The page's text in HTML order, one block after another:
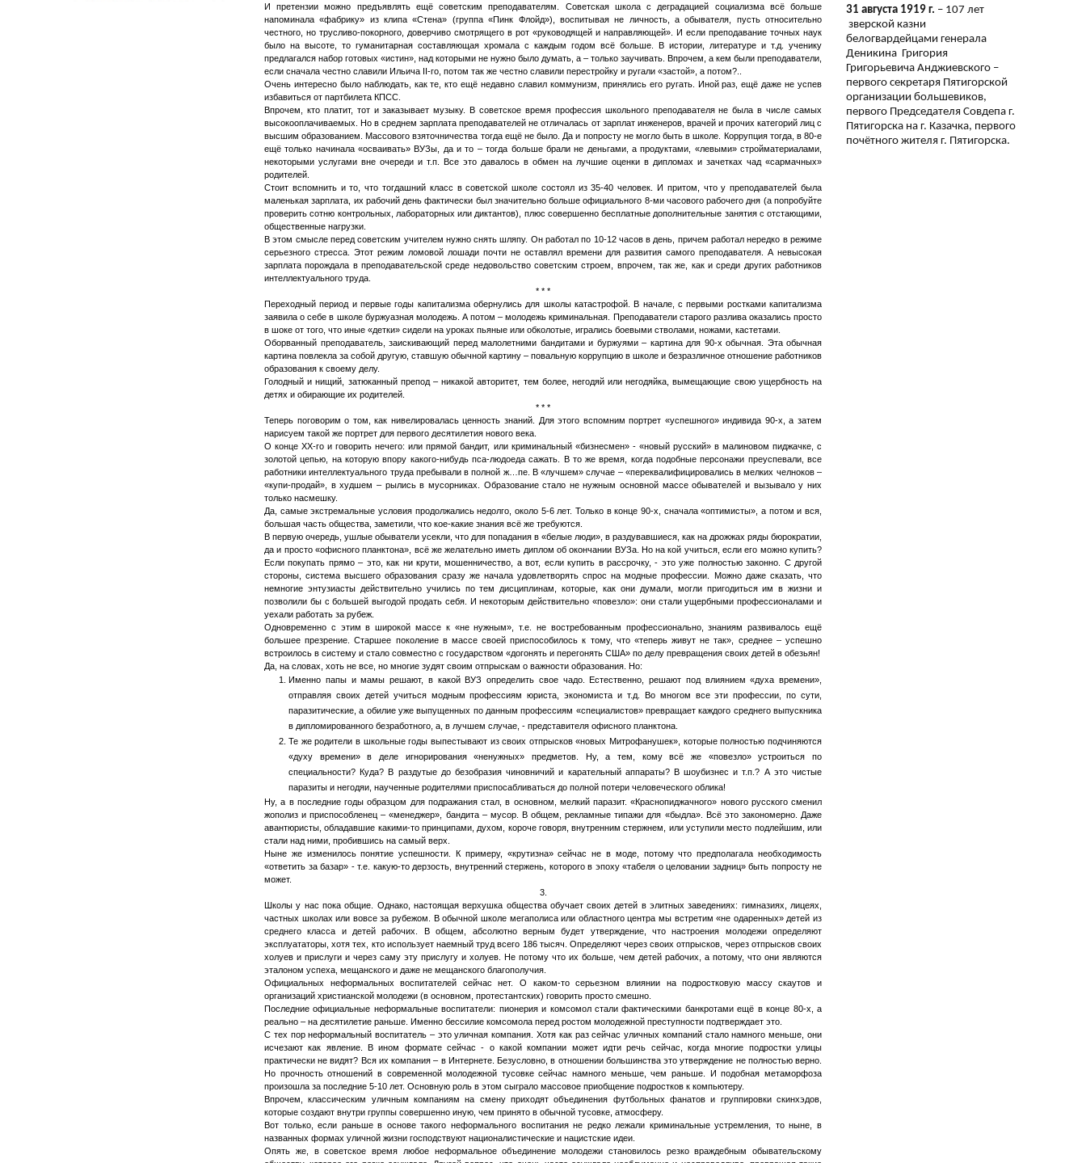
И претензии можно предъявлять ещё советским преподавателям. Советская школа с деградацией социализма всё больше
напоминала «фабрику» из клипа «Стена» (группа «Пинк Флойд»), воспитывая не личность, а обывателя, пусть относительно
честного, но трусливо-покорного, доверчиво смотрящего в рот «руководящей и направляющей». И если преподавание точных наук
было на высоте, то гуманитарная составляющая хромала с каждым годом всё больше. В истории, литературе и т.д. ученику
предлагался набор готовых «истин», над которыми не нужно было думать, а – только заучивать. Впрочем, а кем были преподаватели,
если сначала честно славили Ильича II-го, потом так же честно славили перестройку и ругали «застой», а потом?..
Очень интересно было наблюдать, как те, кто ещё недавно славил коммунизм, принялись его ругать. Иной раз, ещё даже не успев
избавиться от партбилета КПСС.
Впрочем, кто платит, тот и заказывает музыку. В советское время профессия школьного преподавателя не была в числе самых
высокооплачиваемых. Но в среднем зарплата преподавателей не отличалась от зарплат инженеров, врачей и прочих категорий лиц с
высшим образованием. Массового взяточничества тогда ещё не было. Да и попросту не могло быть в школе. Коррупция тогда, в 80-е
ещё только начинала «осваивать» ВУЗы, да и то – тогда больше брали не деньгами, а продуктами, «левыми» стройматериалами,
некоторыми услугами вне очереди и т.п. Все это давалось в обмен на лучшие оценки в дипломах и зачетках чад «сармачных»
родителей.
Стоит вспомнить и то, что тогдашний класс в советской школе состоял из 35-40 человек. И притом, что у преподавателей была
маленькая зарплата, их рабочий день фактически был значительно больше официального 8-ми часового рабочего дня (а попробуйте
проверить сотню контрольных, лабораторных или диктантов), плюс совершенно бесплатные дополнительные занятия с отстающими,
общественные нагрузки.
В этом смысле перед советским учителем нужно снять шляпу. Он работал по 10-12 часов в день, причем работал нередко в режиме
серьезного стресса. Этот режим ломовой лошади почти не оставлял времени для развития самого преподавателя. А невысокая
зарплата порождала в преподавательской среде недовольство советским строем, впрочем, так же, как и среди других работников
интеллектуального труда.
* * *
Переходный период и первые годы капитализма обернулись для школы катастрофой. В начале, с первыми ростками капитализма
заявила о себе в школе буржуазная молодежь. А потом – молодежь криминальная. Преподаватели старого разлива оказались просто
в шоке от того, что иные «детки» сидели на уроках пьяные или обколотые, игрались боевыми стволами, ножами, кастетами.
Оборванный преподаватель, заискивающий перед малолетними бандитами и буржуями – картина для 90-х обычная. Эта обычная
картина повлекла за собой другую, ставшую обычной картину – повальную коррупцию в школе и безразличное отношение работников
образования к своему делу.
Голодный и нищий, затюканный препод – никакой авторитет, тем более, негодяй или негодяйка, вымещающие свою ущербность на
детях и обирающие их родителей.
* * *
Теперь поговорим о том, как нивелировалась ценность знаний. Для этого вспомним портрет «успешного» индивида 90-х, а затем
нарисуем такой же портрет для первого десятилетия нового века.
О конце ХХ-го и говорить нечего: или прямой бандит, или криминальный «бизнесмен» - «новый русский» в малиновом пиджачке, с
золотой цепью, на которую впору какого-нибудь пса-людоеда сажать. В то же время, когда подобные персонажи преуспевали, все
работники интеллектуального труда пребывали в полной ж…пе. В «лучшем» случае – «переквалифицировались в мелких челноков –
«купи-продай», в худшем – рылись в мусорниках. Образование стало не нужным основной массе обывателей и вызывало у них
только насмешку.
Да, самые экстремальные условия продолжались недолго, около 5-6 лет. Только в конце 90-х, сначала «оптимисты», а потом и вся,
большая часть общества, заметили, что кое-какие знания всё же требуются.
В первую очередь, ушлые обыватели усекли, что для попадания в «белые люди», в раздувавшиеся, как на дрожжах ряды бюрократии,
да и просто «офисного планктона», всё же желательно иметь диплом об окончании ВУЗа. Но на кой учиться, если его можно купить?
Если покупать прямо – это, как ни крути, мошенничество, а вот, если купить в рассрочку, - это уже полностью законно. С другой
стороны, система высшего образования сразу же начала удовлетворять спрос на модные профессии. Можно даже сказать, что
немногие энтузиасты действительно учились по тем дисциплинам, которые, как они думали, могли пригодиться им в жизни и
позволили бы с большей выгодой продать себя. И некоторым действительно «повезло»: они стали ущербными профессионалами и
уехали работать за рубеж.
Одновременно с этим в широкой массе к «не нужным», т.е. не востребованным профессионально, знаниям развивалось ещё
большее презрение. Старшее поколение в массе своей приспособилось к тому, что «теперь живут не так», среднее – успешно
встроилось в систему и стало совместно с государством «догонять и перегонять США» по делу превращения своих детей в обезьян!
Да, на словах, хоть не все, но многие зудят своим отпрыскам о важности образования. Но:
Именно папы и мамы решают, в какой ВУЗ определить свое чадо. Естественно, решают под влиянием «духа времени»,
отправляя своих детей учиться модным профессиям юриста, экономиста и т.д. Во многом все эти профессии, по сути,
паразитические, а обилие уже выпущенных по данным профессиям «специалистов» превращает каждого среднего выпускника
в дипломированного безработного, а, в лучшем случае, - представителя офисного планктона.
Те же родители в школьные годы выпестывают из своих отпрысков «новых Митрофанушек», которые полностью подчиняются
«духу времени» в деле игнорирования «ненужных» предметов. Ну, а тем, кому всё же «повезло» устроиться по
специальности? Куда? В раздутые до безобразия чиновничий и карательный аппараты? В шоубизнес и т.п.? А это чистые
паразиты и негодяи, наученные родителями приспосабливаться до полной потери человеческого облика!
Ну, а в последние годы образцом для подражания стал, в основном, мелкий паразит. «Краснопиджачного» нового русского сменил
жополиз и приспособленец – «менеджер», бандита – мусор. В общем, рекламные типажи для «быдла». Всё это закономерно. Даже
авантюристы, обладавшие какими-то принципами, духом, короче говоря, внутренним стержнем, или уступили место подлейшим, или
стали над ними, пробившись на самый верх.
Ныне же изменилось понятие успешности. К примеру, «крутизна» сейчас не в моде, потому что предполагала необходимость
«ответить за базар» - т.е. какую-то дерзость, внутренний стержень, которого в эпоху «табеля о целовании задниц» быть попросту не
может.
3.
Школы у нас пока общие. Однако, настоящая верхушка общества обучает своих детей в элитных заведениях: гимназиях, лицеях,
частных школах или вовсе за рубежом. В обычной школе мегаполиса или областного центра мы встретим «не одаренных» детей из
среднего класса и детей рабочих. В общем, абсолютно верным будет утверждение, что настроения молодежи определяют
эксплуататоры, хотя тех, кто использует наемный труд всего 186 тысяч. Определяют через своих отпрысков, через отпрысков своих
холуев и прислуги и через саму эту прислугу и холуев. Не потому что их больше, чем детей рабочих, а потому, что они являются
эталоном успеха, мещанского и даже не мещанского благополучия.
Официальных неформальных воспитателей сейчас нет. О каком-то серьезном влиянии на подростковую массу скаутов и
организаций христианской молодежи (в основном, протестантских) говорить просто смешно.
Последние официальные неформальные воспитатели: пионерия и комсомол стали фактическими банкротами ещё в конце 80-х, а
реально – на десятилетие раньше. Именно бессилие комсомола перед ростом молодежной преступности подтверждает это.
С тех пор неформальный воспитатель – это уличная компания. Хотя как раз сейчас уличных компаний стало намного меньше, они
исчезают как явление. В ином формате сейчас - о какой компании может идти речь сейчас, когда многие подростки улицы
практически не видят? Вся их компания – в Интернете. Безусловно, в отношении большинства это утверждение не полностью верно.
Но прочность отношений в современной молодежной тусовке сейчас намного меньше, чем раньше. И подобная метаморфоза
произошла за последние 5-10 лет. Основную роль в этом сыграло массовое приобщение подростков к компьютеру.
Впрочем, классическим уличным компаниям на смену приходят объединения футбольных фанатов и группировки скинхэдов,
которые создают внутри группы совершенно иную, чем принято в обычной тусовке, атмосферу.
Вот только, если раньше в основе такого неформального воспитания не редко лежали криминальные устремления, то ныне, в
названных формах уличной жизни господствуют националистические и нацистские идеи.
Опять же, в советское время любое неформальное объединение молодежи становилось резко враждебным обывательскому
31 августа 1919 г. – 107 лет
зверской казни
белогвардейцами генерала
Деникина Григория
Григорьевича Анджиевского –
первого секретаря Пятигорской
организации большевиков,
первого Председателя Совдепа г.
Пятигорска на г. Казачка, первого
почётного жителя г. Пятигорска.